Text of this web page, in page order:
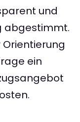
und
abgestimmt.
Orientierung
ein